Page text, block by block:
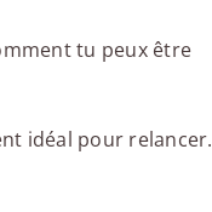
tu peux être
idéal pour relancer.